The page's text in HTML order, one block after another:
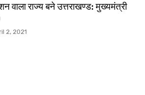
वाला राज्य बने उत्तराखण्ड: मुख्यमंत्री
2, 2021